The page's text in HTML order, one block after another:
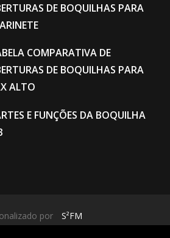
DE BOQUILHAS PARA
COMPARATIVA DE
DE BOQUILHAS PARA
ALTO
E FUNÇÕES DA BOQUILHA
por S²FM